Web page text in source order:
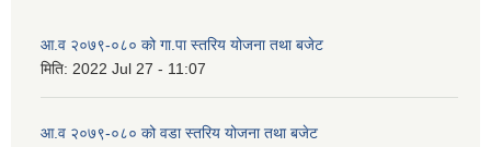
आ.व २०७९-०८० को गा.पा स्तरिय योजना तथा बजेट
मिति: 2022 Jul 27 - 11:07
आ.व २०७९-०८० को वडा स्तरिय योजना तथा बजेट